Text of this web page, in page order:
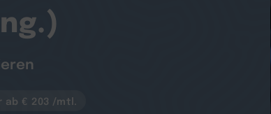
€ 203 /mtl.